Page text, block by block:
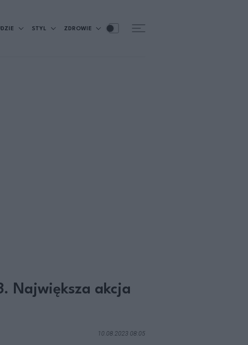
STYL ZDROWIE
Największa akcja
10.08.2023 08:05